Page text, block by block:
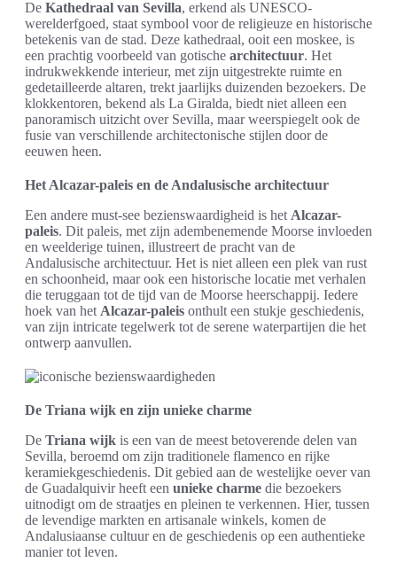
De Kathedraal van Sevilla, erkend als UNESCO-
werelderfgoed, staat symbool voor de religieuze en historische
betekenis van de stad. Deze kathedraal, ooit een moskee, is
een prachtig voorbeeld van gotische architectuur. Het
indrukwekkende interieur, met zijn uitgestrekte ruimte en
gedetailleerde altaren, trekt jaarlijks duizenden bezoekers. De
klokkentoren, bekend als La Giralda, biedt niet alleen een
panoramisch uitzicht over Sevilla, maar weerspiegelt ook de
fusie van verschillende architectonische stijlen door de
eeuwen heen.
Het Alcazar-paleis en de Andalusische architectuur
Een andere must-see bezienswaardigheid is het Alcazar-
paleis. Dit paleis, met zijn adembenemende Moorse invloeden
en weelderige tuinen, illustreert de pracht van de
Andalusische architectuur. Het is niet alleen een plek van rust
en schoonheid, maar ook een historische locatie met verhalen
die teruggaan tot de tijd van de Moorse heerschappij. Iedere
hoek van het Alcazar-paleis onthult een stukje geschiedenis,
van zijn intricate tegelwerk tot de serene waterpartijen die het
ontwerp aanvullen.
De Triana wijk en zijn unieke charme
De Triana wijk is een van de meest betoverende delen van
Sevilla, beroemd om zijn traditionele flamenco en rijke
keramiekgeschiedenis. Dit gebied aan de westelijke oever van
de Guadalquivir heeft een unieke charme die bezoekers
uitnodigt om de straatjes en pleinen te verkennen. Hier, tussen
de levendige markten en artisanale winkels, komen de
Andalusiaanse cultuur en de geschiedenis op een authentieke
manier tot leven.